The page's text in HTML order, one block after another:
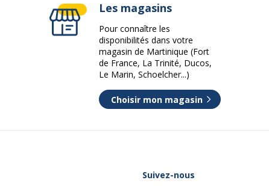
Les magasins
Pour connaître les
disponibilités dans votre
magasin de Martinique (Fort
de France, La Trinité, Ducos,
Le Marin, Schoelcher...)
Choisir mon magasin
Suivez-nous